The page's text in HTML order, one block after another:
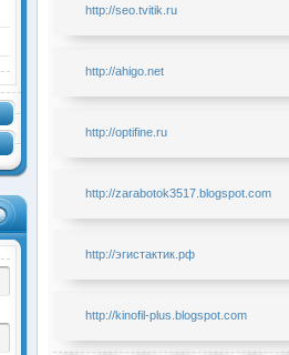
http://seo.tvitik.ru
http://ahigo.net
http://optifine.ru
http://zarabotok3517.blogspot.com
http://эгистактик.рф
http://kinofil-plus.blogspot.com